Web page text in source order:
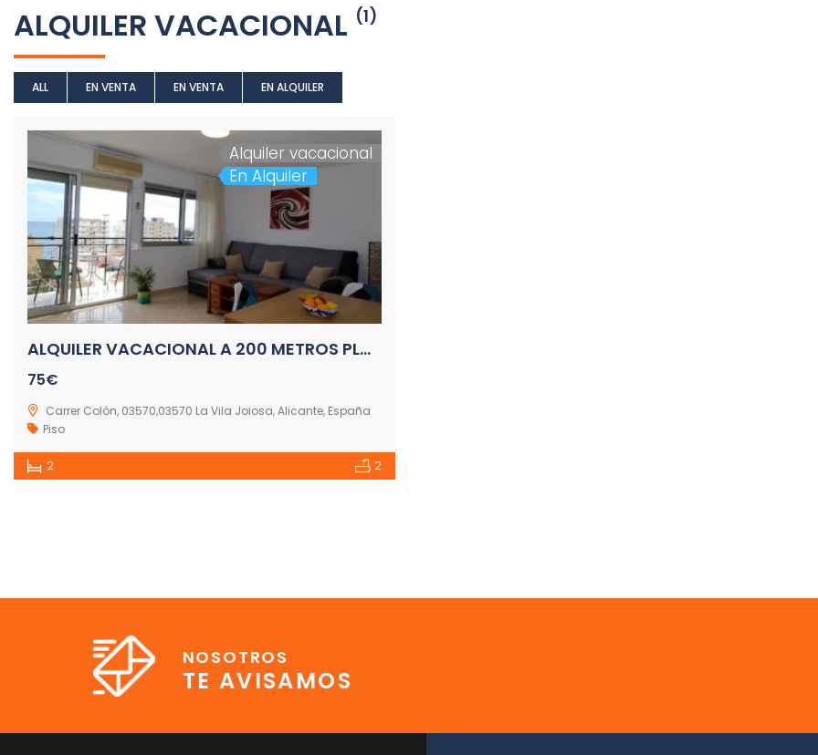
ALQUILER VACACIONAL (1)
ALL EN VENTA EN VENTA EN ALQUILER
Alquiler vacacional
En Alquiler
ALQUILER VACACIONAL A 200 METROS PLAYA ARENA
75€
Carrer Colón, 03570,03570 La Vila Joiosa, Alicante, España
Piso
2 2
NOSOTROS
TE AVISAMOS